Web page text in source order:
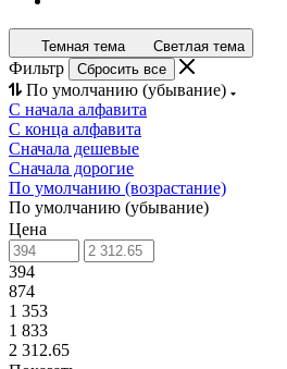
Темная тема Светлая тема
Фильтр Сбросить все
По умолчанию (убывание)
С начала алфавита
С конца алфавита
Сначала дешевые
Сначала дорогие
По умолчанию (возрастание)
По умолчанию (убывание)
Цена
394
874
1 353
1 833
2 312.65